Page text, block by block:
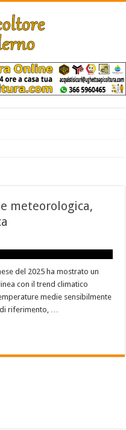
meteorologica,
del 2025 ha mostrato un
con il trend climatico
medie sensibilmente
riferimento, …